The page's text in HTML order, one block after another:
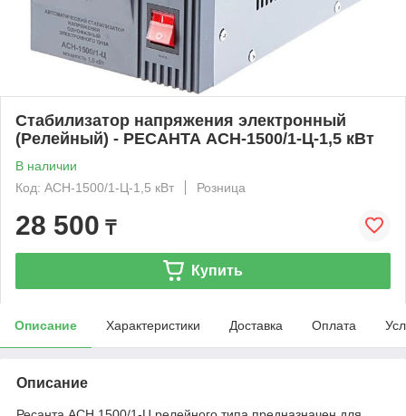
Стабилизатор напряжения электронный
(Релейный) - РЕСАНТА ACH-1500/1-Ц-1,5 кВт
В наличии
Код: ACH-1500/1-Ц-1,5 кВт
Розница
28 500 ₸
Купить
Описание Характеристики Доставка Оплата
Описание